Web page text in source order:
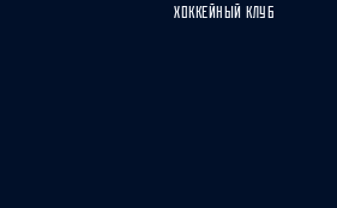
ХОККЕЙНЫЙ КЛУБ